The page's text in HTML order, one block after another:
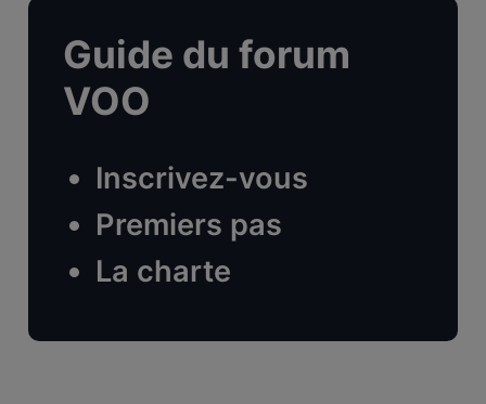
Guide du forum
VOO
Inscrivez-vous
Premiers pas
La charte